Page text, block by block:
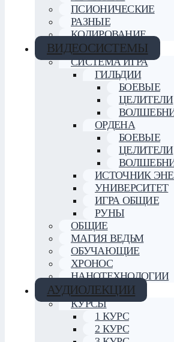
ПСИОНИЧЕСКИЕ
РАЗНЫЕ
КОДИРОВАНИЕ
ВИДЕОСИСТЕМЫ
СИСТЕМА ИГРА
ГИЛЬДИИ
БОЕВЫЕ
ЦЕЛИТЕЛИ
ОРДЕНА
БОЕВЫЕ
ЦЕЛИТЕЛИ
ИСТОЧНИК
УНИВЕРСИТЕТ
ИГРА ОБЩИЕ
РУНЫ
ОБЩИЕ
МАГИЯ ВЕДЬМ
ОБУЧАЮЩИЕ
ХРОНОС
НАНОТЕХНОЛОГИИ
АУДИОЛЕКЦИИ
КУРСЫ
1 КУРС
2 КУРС